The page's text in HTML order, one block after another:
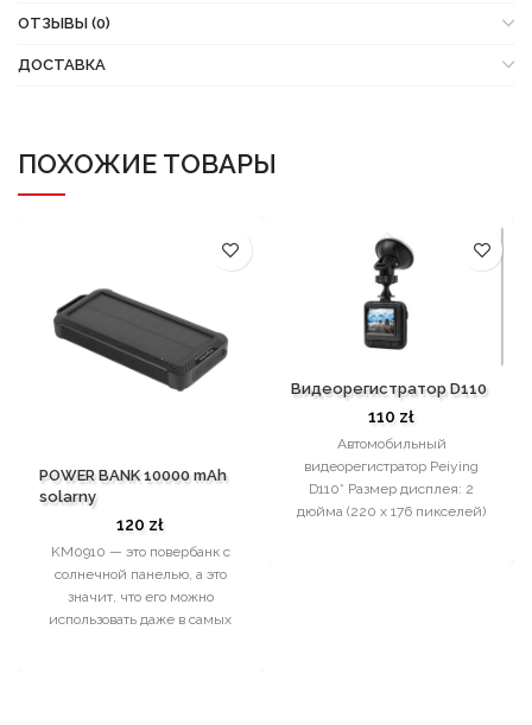
ОТЗЫВЫ (0)
ДОСТАВКА
ПОХОЖИЕ ТОВАРЫ
POWER BANK 10000 mAh
solarny
120 zł
KM0910 — это повербанк с
солнечной панелью, а это
значит, что его можно
использовать даже в самых
Видеорегистратор D110
110 zł
Автомобильный
видеорегистратор Peiying
D110* Размер дисплея: 2
дюйма (220 х 176 пикселей)